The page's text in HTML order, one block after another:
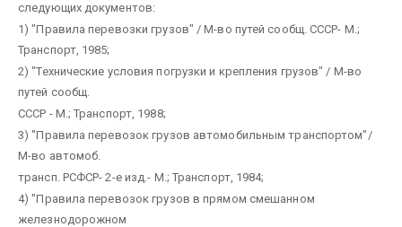
следующих документов:
1) "Правила перевозки грузов" / М-во путей сообщ. СССР- М.;
Транспорт, 1985;
2) "Технические условия погрузки и крепления грузов" / М-во
путей сообщ.
СССР - М.; Транспорт, 1988;
3) "Правила перевозок грузов автомобильным транспортом"/
М-во автомоб.
трансп. РСФСР- 2-е изд.- М.; Транспорт, 1984;
4) "Правила перевозок грузов в прямом смешанном
железнодорожном